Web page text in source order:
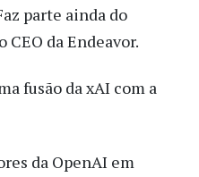
parte ainda do
da Endeavor.
fusão da xAI com a
da OpenAI em